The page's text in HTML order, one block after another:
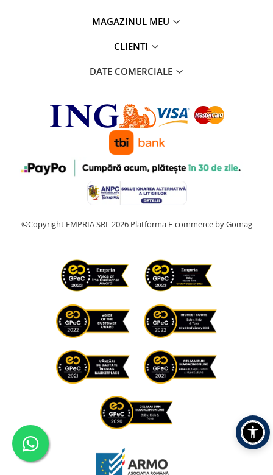
MAGAZINUL MEU
CLIENTI
DATE COMERCIALE
©Copyright EMPRIA SRL 2026 Platforma E-commerce by Gomag